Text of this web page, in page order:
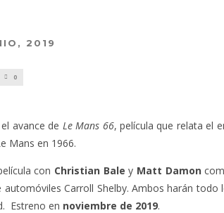
2019
0
avance de Le Mans 66, película que relata el
Mans en 1966.
con Christian Bale y Matt Damon
automóviles Carroll Shelby. Ambos harán
Estreno en noviembre de 2019.